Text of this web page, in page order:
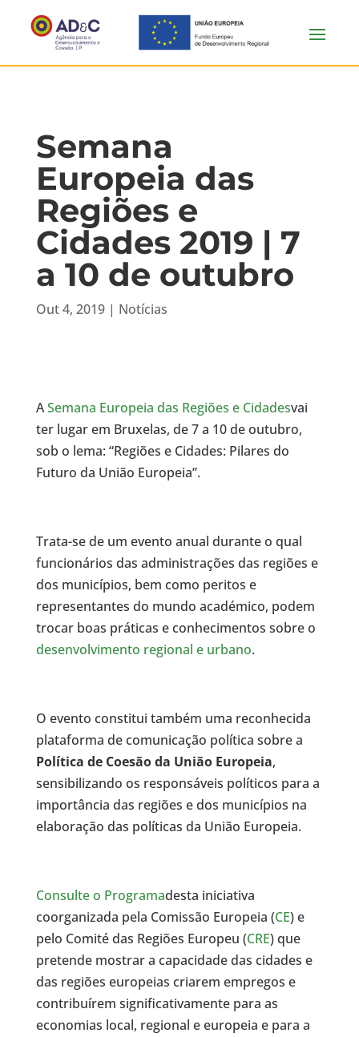
Semana
Europeia das
Regiões e
Cidades 2019 | 7
a 10 de outubro
Out 4, 2019| Notícias
ASemana Europeia das Regiões e Cidadesvai
ter lugar em Bruxelas, de 7 a 10 de outubro,
sob o lema: “Regiões e Cidades: Pilares do
Futuro da União Europeia”.
Trata-se de um evento anual durante o qual
funcionários das administrações das regiões e
dos municípios, bem como peritos e
representantes do mundo académico, podem
trocar boas práticas e conhecimentos sobre o
desenvolvimento regional e urbano.
O evento constitui também uma reconhecida
plataforma de comunicação política sobre a
Política de Coesão da União Europeia,
sensibilizando os responsáveis políticos para a
importância das regiões e dos municípios na
elaboração das políticas da União Europeia.
Consulte o Programadesta iniciativa
coorganizada pela Comissão Europeia (CE) e
pelo Comité das Regiões Europeu (CRE) que
pretende mostrar a capacidade das cidades e
das regiões europeias criarem empregos e
contribuírem significativamente para as
economias local, regional e europeia e para a